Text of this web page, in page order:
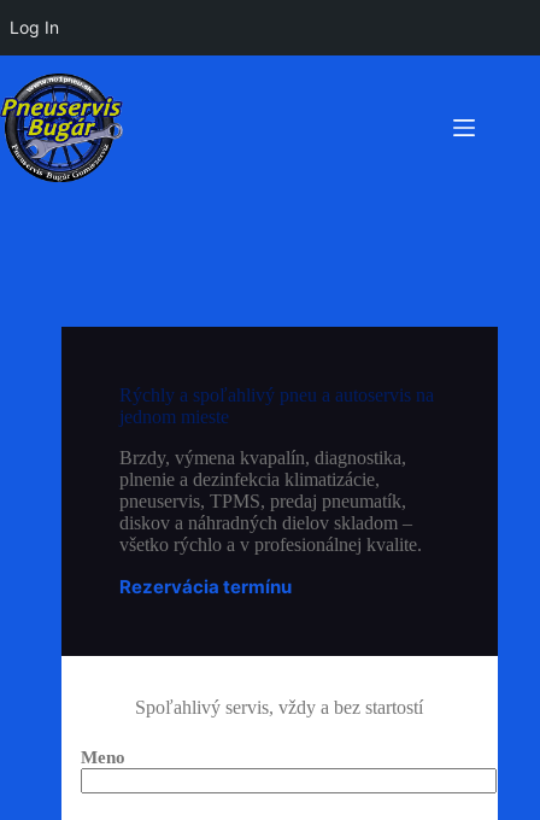
Log In
obsah
Rýchly a spoľahlivý pneu a autoservis na
jednom mieste
Brzdy, výmena kvapalín, diagnostika,
plnenie a dezinfekcia klimatizácie,
pneuservis, TPMS, predaj pneumatík,
diskov a náhradných dielov skladom –
všetko rýchlo a v profesionálnej kvalite.
Rezervácia termínu
Spoľahlivý servis, vždy a bez startostí
Meno